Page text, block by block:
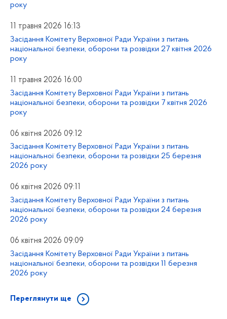
року
11 травня 2026 16:13
Засідання Комітету Верховної Ради України з питань
національної безпеки, оборони та розвідки 27 квітня 2026
року
11 травня 2026 16:00
Засідання Комітету Верховної Ради України з питань
національної безпеки, оборони та розвідки 7 квітня 2026
року
06 квітня 2026 09:12
Засідання Комітету Верховної Ради України з питань
національної безпеки, оборони та розвідки 25 березня
2026 року
06 квітня 2026 09:11
Засідання Комітету Верховної Ради України з питань
національної безпеки, оборони та розвідки 24 березня
2026 року
06 квітня 2026 09:09
Засідання Комітету Верховної Ради України з питань
національної безпеки, оборони та розвідки 11 березня
2026 року
Переглянути ще